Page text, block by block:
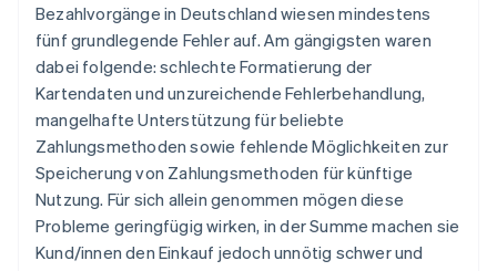
Bezahlvorgänge in Deutschland wiesen mindestens
fünf grundlegende Fehler auf. Am gängigsten waren
dabei folgende: schlechte Formatierung der
Kartendaten und unzureichende Fehlerbehandlung,
mangelhafte Unterstützung für beliebte
Zahlungsmethoden sowie fehlende Möglichkeiten zur
Speicherung von Zahlungsmethoden für künftige
Nutzung. Für sich allein genommen mögen diese
Probleme geringfügig wirken, in der Summe machen sie
Kund/innen den Einkauf jedoch unnötig schwer und